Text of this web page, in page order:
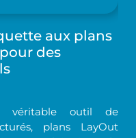
aux plans
des
véritable outil de
plans LayOut